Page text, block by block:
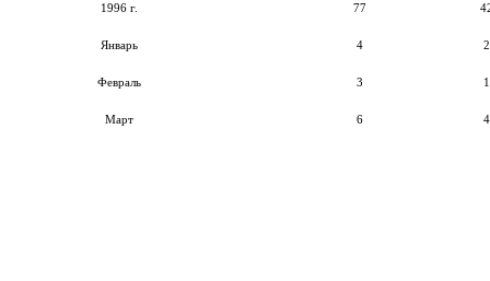
1996 г. 77
Январь 4
Февраль 3
Март 6